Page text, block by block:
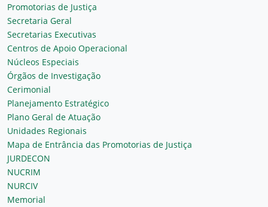
Promotorias de Justiça
Secretaria Geral
Secretarias Executivas
Centros de Apoio Operacional
Núcleos Especiais
Órgãos de Investigação
Cerimonial
Planejamento Estratégico
Plano Geral de Atuação
Unidades Regionais
Mapa de Entrância das Promotorias de Justiça
JURDECON
NUCRIM
NURCIV
Memorial